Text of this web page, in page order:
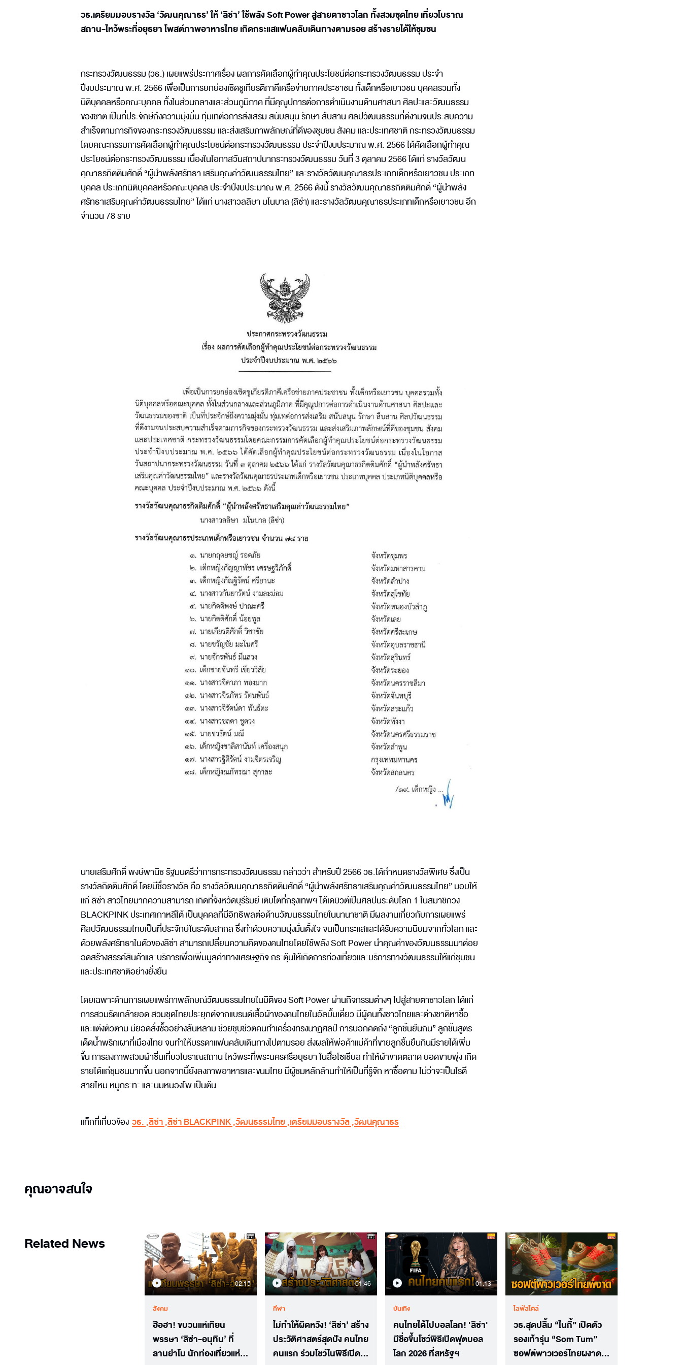
วธ.เตรียมมอบรางวัล ‘วัฒนคุณาธร’ ให้ ‘ลิซ่า’ ใช้พลัง Soft Power สู่สายตาชาวโลก ทั้งสวมชุดไทย เที่ยวโบราณ
สถาน-ไหว้พระที่อยุธยา โพสต์ภาพอาหารไทย เกิดกระแสแฟนคลับเดินทางตามรอย สร้างรายได้ให้ชุมชน
กระทรวงวัฒนธรรม (วธ.) เผยแพร่ประกาศเรื่อง ผลการคัดเลือกผู้ทำคุณประโยชน์ต่อกระทรวงวัฒนธรรม ประจำ
ปีงบประมาณ พ.ศ. 2566 เพื่อเป็นการยกย่องเชิดชูเกียรติภาคีเครือข่ายภาคประชาชน ทั้งเด็กหรือเยาวชน บุคคลรวมทั้ง
นิติบุคคลหรือคณะบุคคล ทั้งในส่วนกลางและส่วนภูมิภาค ที่มีคุณูปการต่อการดำเนินงานด้านศาสนา ศิลปะและวัฒนธรรม
ของชาติ เป็นที่ประจักษ์ถึงความมุ่งมั่น ทุ่มเทต่อการส่งเสริม สนับสนุน รักษา สืบสาน ศิลปวัฒนธรรมที่ดีงามจนประสบความ
สำเร็จตามภารกิจของกระทรวงวัฒนธรรม และส่งเสริมภาพลักษณ์ที่ดีของชุมชน สังคม และประเทศชาติ กระทรวงวัฒนธรรม
โดยคณะกรรมการคัดเลือกผู้ทำคุณประโยชน์ต่อกระทรวงวัฒนธรรม ประจำปีงบประมาณ พ.ศ. 2566 ได้คัดเลือกผู้ทำคุณ
ประโยชน์ต่อกระทรวงวัฒนธรรม เนื่องในโอกาสวันสถาปนากระทรวงวัฒนธรรม วันที่ 3 ตุลาคม 2566 ได้แก่ รางวัลวัฒน
คุณาธรกิตติมศักดิ์ “ผู้นำพลังศรัทธา เสริมคุณค่าวัฒนธรรมไทย” และรางวัลวัฒนคุณาธรประเภทเด็กหรือเยาวชน ประเภท
บุคคล ประเภทนิติบุคคลหรือคณะบุคคล ประจำปีงบประมาณ พ.ศ. 2566 ดังนี้ รางวัลวัฒนคุณาธรกิตติมศักดิ์ “ผู้นำพลัง
ศรัทธาเสริมคุณค่าวัฒนธรรมไทย” ได้แก่ นางสาวลลิษา มโนบาล (ลิซ่า) และรางวัลวัฒนคุณาธรประเภทเด็กหรือเยาวชน อีก
จำนวน 78 ราย
นายเสริมศักดิ์ พงษ์พานิช รัฐมนตรีว่าการกระทรวงวัฒนธรรม กล่าวว่า สำหรับปี 2566 วธ.ได้กำหนดรางวัลพิเศษ ซึ่งเป็น
รางวัลกิตติมศักดิ์ โดยมีชื่อรางวัล คือ รางวัลวัฒนคุณาธรกิตติมศักดิ์ “ผู้นำพลังศรัทธาเสริมคุณค่าวัฒนธรรมไทย” มอบให้
แก่ ลิซ่า สาวไทยมากความสามารถ เกิดที่จังหวัดบุรีรัมย์ เติบโตที่กรุงเทพฯ ได้เดบิวต์เป็นศิลปินระดับโลก 1 ในสมาชิกวง
BLACKPINK ประเทศเกาหลีใต้ เป็นบุคคลที่มีอิทธิพลต่อด้านวัฒนธรรมไทยในนานาชาติ มีผลงานเกี่ยวกับการเผยแพร่
ศิลปวัฒนธรรมไทยเป็นที่ประจักษ์ในระดับสากล ซึ่งทำด้วยความมุ่งมั่นตั้งใจ จนเป็นกระแสและได้รับความนิยมจากทั่วโลก และ
ด้วยพลังศรัทธาในตัวของลิซ่า สามารถเปลี่ยนความคิดของคนไทยโดยใช้พลัง Soft Power นำคุณค่าของวัฒนธรรมมาต่อย
อดสร้างสรรค์สินค้าและบริการเพื่อเพิ่มมูลค่าทางเศรษฐกิจ กระตุ้นให้เกิดการท่องเที่ยวและบริการทางวัฒนธรรมให้แก่ชุมชน
และประเทศชาติอย่างยั่งยืน
โดยเฉพาะด้านการเผยแพร่ภาพลักษณ์วัฒนธรรมไทยในมิติของ Soft Power ผ่านกิจกรรมต่างๆ ไปสู่สายตาชาวโลก ได้แก่
การสวมรัดเกล้ายอด สวมชุดไทยประยุกต์จากแบรนด์เสื้อผ้าของคนไทยในอัลบั้มเดี่ยว มีผู้คนทั้งชาวไทยและต่างชาติหาซื้อ
และแต่งตัวตาม มียอดสั่งซื้ออย่างล้นหลาม ช่วยชุบชีวิตคนทำเครื่องทรงนาฏศิลป์ การบอกคิดถึง “ลูกชิ้นยืนกิน” ลูกชิ้นสูตร
เด็ดน้ำพริกเผาที่เมืองไทย จนทำให้บรรดาแฟนคลับเดินทางไปตามรอย ส่งผลให้พ่อค้าแม่ค้าที่ขายลูกชิ้นยืนกินมีรายได้เพิ่ม
ขึ้น การลงภาพสวมผ้าซิ่นเที่ยวโบราณสถาน ไหว้พระที่พระนครศรีอยุธยา ในสื่อโซเชียล ทำให้ผ้าขาดตลาด ยอดขายพุ่ง เกิด
รายได้แก่ชุมชนมากขึ้น นอกจากนี้ยังลงภาพอาหารและขนมไทย มีผู้ชมหลักล้านทำให้เป็นที่รู้จัก หาซื้อตาม ไม่ว่าจะเป็นโรตี
สายไหม หมูกระทะ และนมหนองโพ เป็นต้น
แท็กที่เกี่ยวข้อง วธ. ,ลิซ่า,ลิซ่า BLACKPINK,วัฒนธรรมไทย,เตรียมมอบรางวัล,วัฒนคุณาธร
คุณอาจสนใจ
Related News
02.15
สังคม
ฮือฮา! ขบวนแห่เทียน
พรรษา ‘ลิซ่า-อนุทิน’ ที่
ลานย่าโม นักท่องเที่ยวแห่
01.46
กีฬา
ไม่ทำให้ผิดหวัง! ‘ลิซ่า’ สร้าง
ประวัติศาสตร์สุดปัง คนไทย
คนแรก ร่วมโชว์ในพิธีเปิด
01.13
บันเทิง
คนไทยได้ไปบอลโลก! 'ลิซ่า'
มีชื่อขึ้นโชว์พิธีเปิดฟุตบอล
โลก 2026 ที่สหรัฐฯ
ไลฟ์สไตล์
วธ.สุดปลื้ม “ไนกี้” เปิดตัว
รองเท้ารุ่น “Som Tum”
ซอฟต์พาวเวอร์ไทยผงาด